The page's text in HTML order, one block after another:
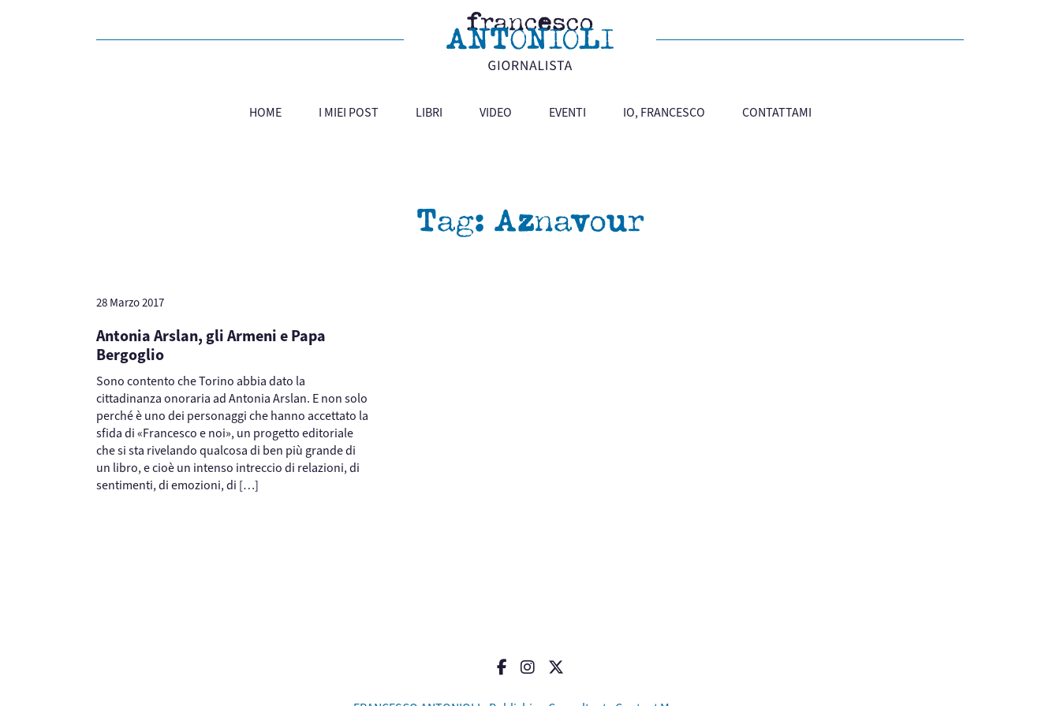
HOME I MIEI POST LIBRI VIDEO EVENTI IO, FRANCESCO CONTATTAMI
Tag: Aznavour
28 Marzo 2017
Antonia Arslan, gli Armeni e Papa
Bergoglio
Sono contento che Torino abbia dato la
cittadinanza onoraria ad Antonia Arslan. E non solo
perché è uno dei personaggi che hanno accettato la
sfida di «Francesco e noi», un progetto editoriale
che si sta rivelando qualcosa di ben più grande di
un libro, e cioè un intenso intreccio di relazioni, di
sentimenti, di emozioni, di […]